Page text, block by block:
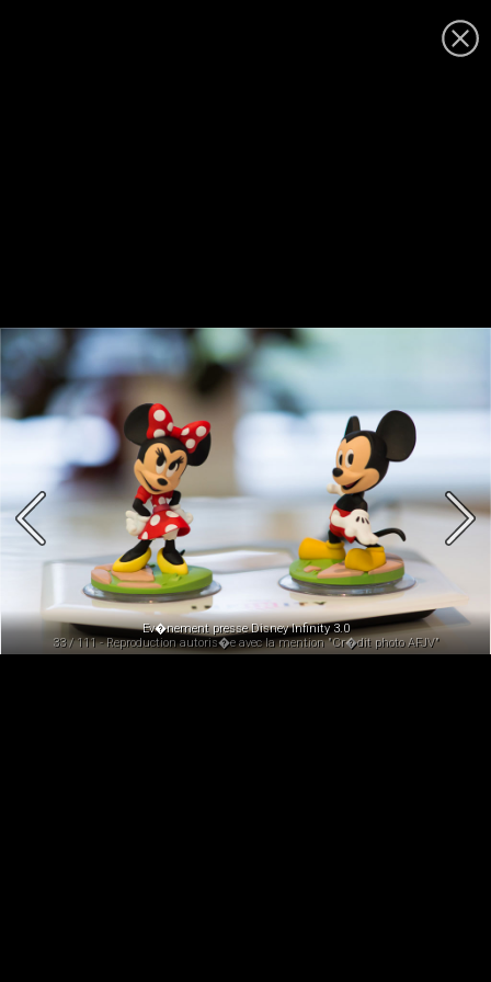
Ev�nement presse Disney Infinity 3.0
33 / 111 - Reproduction autoris�e avec la mention "Cr�dit photo AFJV"